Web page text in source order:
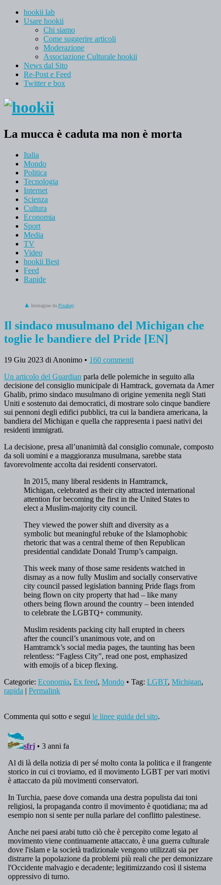
hookii lab
Usare hookii
Chi siamo
Come suggerire articoli
Moderazione
Associazione Culturale hookii
News dal Sito
Re-Post e Feed
Twitter e box
La mucca è caduta ma non è morta
Italia
Mondo
Politica
Tecnologia
Internet
Scienza
Cultura
Economia
Sport
Media
TV
Video
hookii Best
Feed
Rapide
Immagine da Pixabay.
Il sindaco musulmano del Michigan che
toglie le bandiere del Pride [EN]
19 Giu 2023 di Anonimo • 160 commenti
Un articolo del Guardian parla delle polemiche in seguito alla
decisione del consiglio municipale di Hamtrack, governata da Amer
Ghalib, primo sindaco musulmano di origine yemenita negli Stati
Uniti e sostenuto dai democratici, di mostrare solo cinque bandiere
sui pennoni degli edifici pubblici, tra cui la bandiera americana, la
bandiera del Michigan e quella che rappresenta i paesi nativi dei
residenti immigrati.
La decisione, presa all’unanimità dal consiglio comunale, composto
da soli uomini e a maggioranza musulmana, sarebbe stata
favorevolmente accolta dai residenti conservatori.
In 2015, many liberal residents in Hamtramck,
Michigan, celebrated as their city attracted international
attention for becoming the first in the United States to
elect a Muslim-majority city council.
They viewed the power shift and diversity as a
symbolic but meaningful rebuke of the Islamophobic
rhetoric that was a central theme of then Republican
presidential candidate Donald Trump’s campaign.
This week many of those same residents watched in
dismay as a now fully Muslim and socially conservative
city council passed legislation banning Pride flags from
being flown on city property that had – like many
others being flown around the country – been intended
to celebrate the LGBTQ+ community.
Muslim residents packing city hall erupted in cheers
after the council’s unanimous vote, and on
Hamtramck’s social media pages, the taunting has been
relentless: “Fagless City”, read one post, emphasized
with emojis of a bicep flexing.
Categorie: Economia, Ex feed, Mondo • Tag: LGBT, Michigan,
rapida | Permalink
Commenta qui sotto e segui le linee guida del sito.